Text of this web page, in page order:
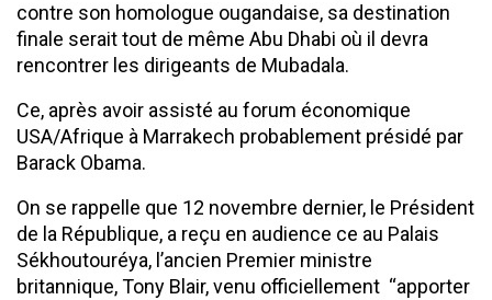
contre son homologue ougandaise, sa destination
finale serait tout de même Abu Dhabi où il devra
rencontrer les dirigeants de Mubadala.
Ce, après avoir assisté au forum économique
USA/Afrique à Marrakech probablement présidé par
Barack Obama.
On se rappelle que 12 novembre dernier, le Président
de la République, a reçu en audience ce au Palais
Sékhoutouréya, l’ancien Premier ministre
britannique, Tony Blair, venu officiellement ‘‘apporter